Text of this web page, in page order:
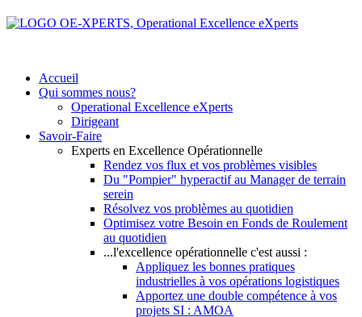
Accueil
Qui sommes nous?
Operational Excellence eXperts
Dirigeant
Savoir-Faire
Experts en Excellence Opérationnelle
Rendez vos flux et vos problèmes visibles
Du "Pompier" hyperactif au Manager de terrain
serein
Résolvez vos problèmes au quotidien
Optimisez votre Besoin en Fonds de Roulement
au quotidien
...l'excellence opérationnelle c'est aussi :
Appliquez les bonnes pratiques
industrielles à vos opérations logistiques
Apportez une double compétence à vos
projets SI : AMOA